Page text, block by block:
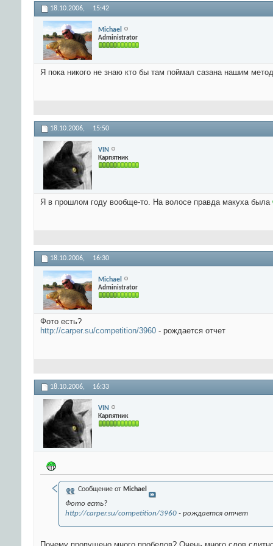
18.10.2006, 15:42
Michael
Administrator
Я пока никого не знаю кто бы там поймал сазана нашим
18.10.2006, 15:50
VIN
Карпятник
Я в прошлом году вообще-то. На волосе правда макуха была
18.10.2006, 16:30
Michael
Administrator
Фото есть?
http://carper.su/competition/3960 - рождается отчет
18.10.2006, 16:33
VIN
Карпятник
Сообщение от Michael
Фото есть?
http://carper.su/competition/3960 - рождается отчет